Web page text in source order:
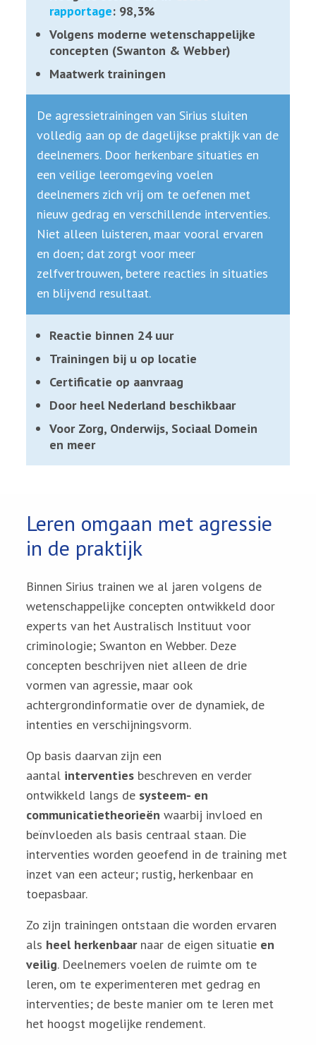
rapportage: 98,3%
Volgens moderne wetenschappelijke
concepten (Swanton & Webber)
Maatwerk trainingen
De agressietrainingen van Sirius sluiten
volledig aan op de dagelijkse praktijk van de
deelnemers. Door herkenbare situaties en
een veilige leeromgeving voelen
deelnemers zich vrij om te oefenen met
nieuw gedrag en verschillende interventies.
Niet alleen luisteren, maar vooral ervaren
en doen; dat zorgt voor meer
zelfvertrouwen, betere reacties in situaties
en blijvend resultaat.
Reactie binnen 24 uur
Trainingen bij u op locatie
Certificatie op aanvraag
Door heel Nederland beschikbaar
Voor Zorg, Onderwijs, Sociaal Domein
en meer
Leren omgaan met agressie
in de praktijk
Binnen Sirius trainen we al jaren volgens de
wetenschappelijke concepten ontwikkeld door
experts van het Australisch Instituut voor
criminologie; Swanton en Webber. Deze
concepten beschrijven niet alleen de drie
vormen van agressie, maar ook
achtergrondinformatie over de dynamiek, de
intenties en verschijningsvorm.
Op basis daarvan zijn een
aantal interventies beschreven en verder
ontwikkeld langs de systeem- en
communicatietheorieën waarbij invloed en
beïnvloeden als basis centraal staan. Die
interventies worden geoefend in de training met
inzet van een acteur; rustig, herkenbaar en
toepasbaar.
Zo zijn trainingen ontstaan die worden ervaren
als heel herkenbaar naar de eigen situatie en
veilig. Deelnemers voelen de ruimte om te
leren, om te experimenteren met gedrag en
interventies; de beste manier om te leren met
het hoogst mogelijke rendement.